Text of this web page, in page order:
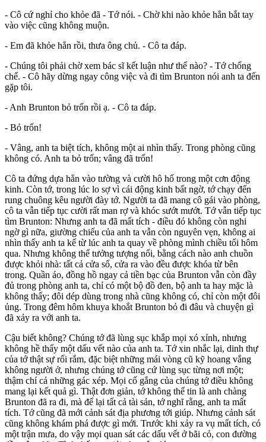
- Cô cứ nghỉ cho khỏe đã - Tớ nói. - Chờ khi nào khỏe hẳn bắt tay
vào việc cũng không muộn.
- Em đã khỏe hẳn rồi, thưa ông chủ. - Cô ta đáp.
- Chúng tôi phải chờ xem bác sĩ kết luận như thế nào? - Tớ chống
chế. - Cô hãy dừng ngay công việc và đi tìm Brunton nói anh ta đến
gặp tôi.
- Anh Brunton bỏ trốn rồi ạ. - Cô ta đáp.
- Bỏ trốn!
- Vâng, anh ta biệt tích, không một ai nhìn thấy. Trong phòng cũng
không có. Anh ta bỏ trốn; vâng đã trốn!
Cô ta đứng dựa hẳn vào tường và cười hô hố trong một cơn động
kinh. Còn tớ, trong lúc lo sợ vì cái động kinh bất ngờ, tớ chạy đến
rung chuông kêu người đày tớ. Người ta đã mang cô gái vào phòng,
cô ta vẫn tiếp tục cười rất man rợ và khóc sướt mướt. Tớ vẫn tiếp tục
tìm Brunton: Nhưng anh ta đã mất tích - điều đó không còn nghi
ngờ gì nữa, giường chiếu của anh ta vẫn còn nguyên vẹn, không ai
nhìn thấy anh ta kể từ lúc anh ta quay về phòng mình chiều tối hôm
qua. Nhưng không thể tưởng tượng nổi, bằng cách nào anh chuồn
được khỏi nhà: tất cả cửa sổ, cửa ra vào đều được khóa từ bên
trong. Quần áo, đồng hồ ngay cả tiền bạc của Brunton vẫn còn đầy
đủ trong phòng anh ta, chỉ có một bộ đồ đen, bộ anh ta hay mặc là
không thấy; đôi dép dùng trong nhà cũng không có, chỉ còn một đôi
ủng. Trong đêm hôm khuya khoắt Brunton bỏ đi đâu và chuyện gì
đã xảy ra với anh ta.
Cậu biết không? Chúng tớ đã lùng sục khắp mọi xó xỉnh, nhưng
không hề thấy một dấu vết nào của anh ta. Tớ xin nhắc lại, dinh thự
của tớ thật sự rối rắm, đặc biệt những mái vòng cũ kỹ hoang vắng
không người ở, nhưng chúng tớ cũng cứ lùng sục từng nơi một;
thậm chí cả những gác xép. Mọi cố gắng của chúng tớ điều không
mang lại kết quả gì. Thật đơn giản, tớ không thể tin là anh chàng
Brunton đã ra đi, mà để lại tất cả tài sản, tớ nghĩ rằng, anh ta mất
tích. Tớ cũng đã mới cảnh sát địa phương tới giúp. Nhưng cảnh sát
cũng không khám phá được gì mới. Trước khi xảy ra vụ mất tích, có
một trận mưa, do vậy mọi quan sát các dấu vết ở bãi cỏ, con đường